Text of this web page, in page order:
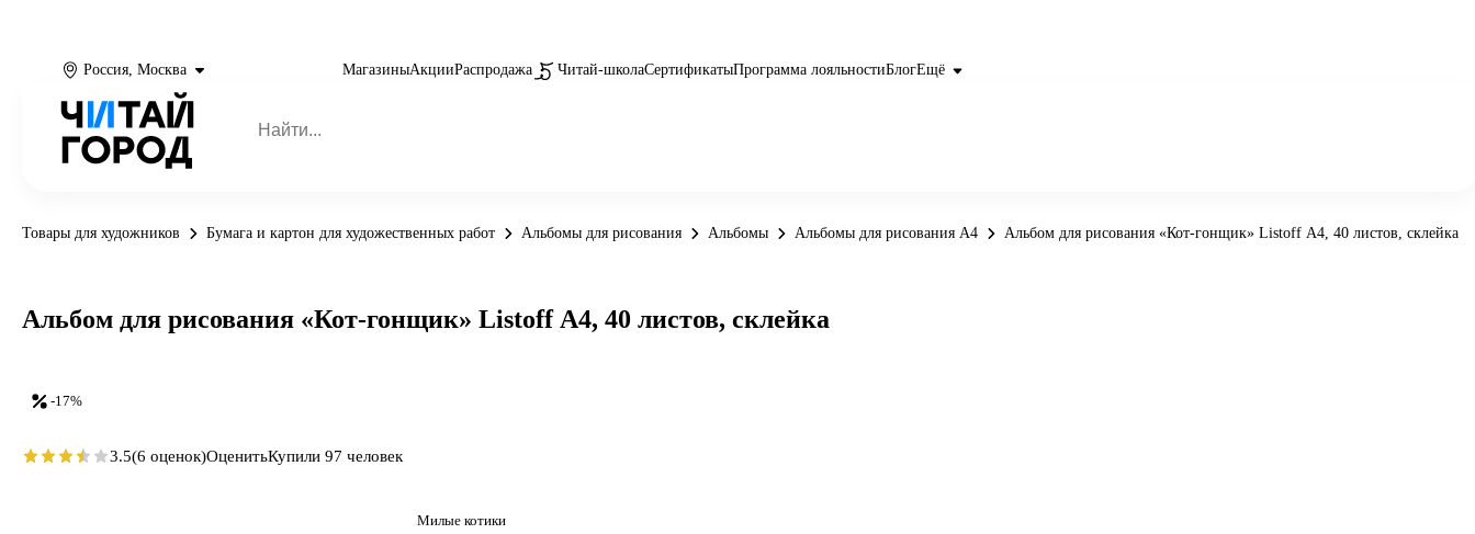
Россия, Москва МагазиныАкцииРаспродажа Читай-школаСертификатыПрограмма лояльностиБлогЕщё
Товары для художников Бумага и картон для художественных работ Альбомы для рисования Альбомы Альбомы для рисования А4 Альбом для рисования «Кот-гонщик» Listoff А4, 40 листов, склейка
Милые котики
-17%
Альбом для рисования «Кот-гонщик» Listoff А4, 40 листов, склейка
3.5(6 оценок)ОценитьКупили 97 человек